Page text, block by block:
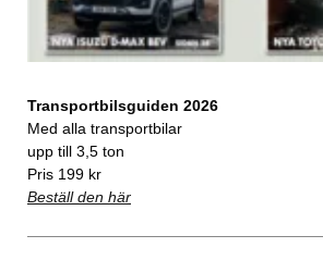
Transportbilsguiden 2026
Med alla transportbilar
upp till 3,5 ton
Pris 199 kr
Beställ den här